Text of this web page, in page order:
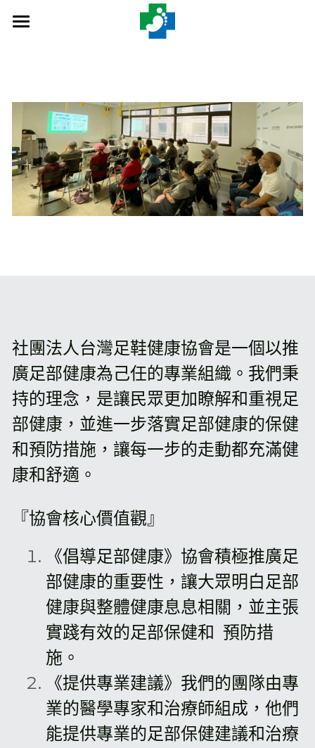
推廣活動
最新消息
足鞋新知
入會申請
社團法人台灣足鞋健康協會是一個以推
廣足部健康為己任的專業組織。我們秉
持的理念，是讓民眾更加瞭解和重視足
部健康，並進一步落實足部健康的保健
和預防措施，讓每一步的走動都充滿健
康和舒適。
『協會核心價值觀』
《倡導足部健康》協會積極推廣足
部健康的重要性，讓大眾明白足部
健康與整體健康息息相關，並主張
實踐有效的足部保健和  預防措
施。
《提供專業建議》我們的團隊由專
業的醫學專家和治療師組成，他們
能提供專業的足部保健建議和治療
部落格分類
足鞋新知